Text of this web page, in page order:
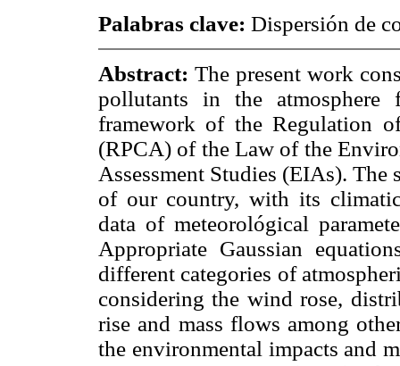
Palabras clave: Dispersión de
Abstract:The present work
pollutants in the
framework of the Regulation
(RPCA) of the Law of the
Assessment Studies (EIAs).
of our country, with its
data of meteorológical
Appropriate Gaussian
different categories of
considering the wind rose,
rise and mass flows among
the environmental impacts and